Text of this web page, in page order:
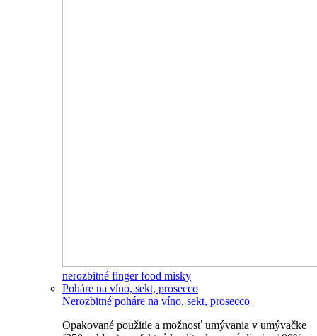
nerozbitné finger food misky
Poháre na víno, sekt, prosecco
Nerozbitné poháre na víno, sekt, prosecco
Opakované použitie a možnosť umývania v umývačke